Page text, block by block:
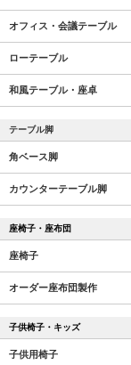
オフィス・会議テーブル
ローテーブル
和風テーブル・座卓
テーブル脚
角ベース脚
カウンターテーブル脚
座椅子・座布団
座椅子
オーダー座布団製作
子供椅子・キッズ
子供用椅子